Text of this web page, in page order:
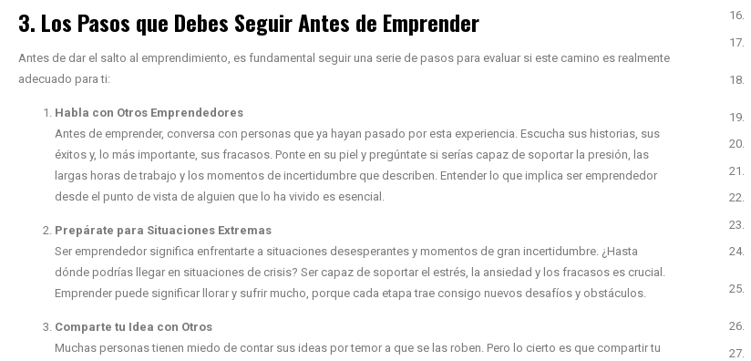
3. Los Pasos que Debes Seguir Antes de Emprender
Antes de dar el salto al emprendimiento, es fundamental seguir una serie de pasos para evaluar si este camino es realmente
adecuado para ti:
Habla con Otros Emprendedores
Antes de emprender, conversa con personas que ya hayan pasado por esta experiencia. Escucha sus historias, sus
éxitos y, lo más importante, sus fracasos. Ponte en su piel y pregúntate si serías capaz de soportar la presión, las
largas horas de trabajo y los momentos de incertidumbre que describen. Entender lo que implica ser emprendedor
desde el punto de vista de alguien que lo ha vivido es esencial.
Prepárate para Situaciones Extremas
Ser emprendedor significa enfrentarte a situaciones desesperantes y momentos de gran incertidumbre. ¿Hasta
dónde podrías llegar en situaciones de crisis? Ser capaz de soportar el estrés, la ansiedad y los fracasos es crucial.
Emprender puede significar llorar y sufrir mucho, porque cada etapa trae consigo nuevos desafíos y obstáculos.
Comparte tu Idea con Otros
Muchas personas tienen miedo de contar sus ideas por temor a que se las roben. Pero lo cierto es que compartir tu